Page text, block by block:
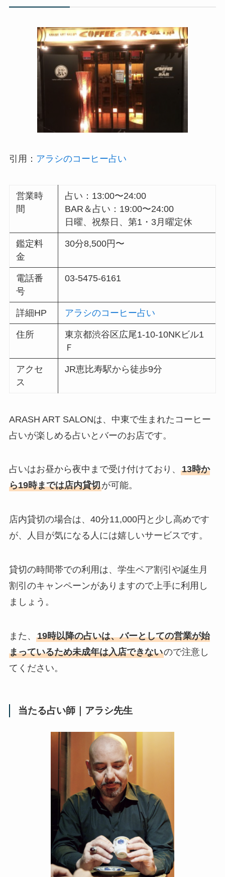
引用： アラシのコーヒー占い
営業時
間
占い：13:00〜24:00
BAR＆占い：19:00〜24:00
日曜、祝祭日、第1・3月曜定休
鑑定料
金
30分8,500円〜
電話番
号
03-5475-6161
詳細HP アラシのコーヒー占い
住所
東京都渋谷区広尾1-10-10NKビル1
Ｆ
アクセ
ス
JR恵比寿駅から徒歩9分
ARASH ART SALONは、中東で生まれたコーヒー
占いが楽しめる占いとバーのお店です。
占いはお昼から夜中まで受け付けており、 13時か
ら19時までは店内貸切が可能。
店内貸切の場合は、40分11,000円と少し高めです
が、人目が気になる人には嬉しいサービスです。
貸切の時間帯での利用は、学生ペア割引や誕生月
割引のキャンペーンがありますので上手に利用し
ましょう。
また、 19時以降の占いは、バーとしての営業が始
まっているため未成年は入店できないので注意し
てください。
当たる占い師｜アラシ先生